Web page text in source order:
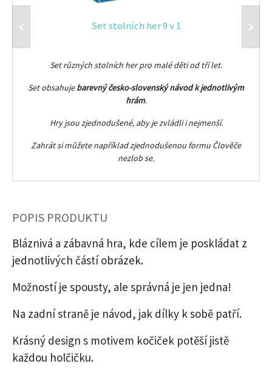
Set stolních her 9 v 1
Set různých stolních her pro malé děti od tří let.
Set obsahujebarevný česko-slovenský návod k jednotlivým
hrám.
Hry jsou zjednodušené, aby je zvládli i nejmenší.
Zahrát si můžete například zjednodušenou formu Člověče
nezlob se.
POPIS PRODUKTU
Bláznivá a zábavná hra, kde cílem je poskládat z
jednotlivých částí obrázek.
Možností je spousty, ale správná je jen jedna!
Na zadní straně je návod, jak dílky k sobě patří.
Krásný design s motivem kočiček potěší jistě
každou holčičku.